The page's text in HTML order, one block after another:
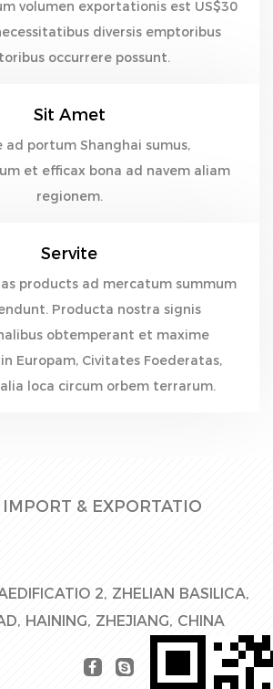
volumen exportationis est US$30
diversis emptoribus
occurrere possunt.
Sit Amet
ad portum Shanghai sumus,
et efficax bona ad navem aliam
regionem.
Servite
products ad mercatum summum
Producta nostra signis
obtemperant et maxime
Europam, Civitates Foederatas,
loca circum orbem terrarum.
& EXPORTATIO
2, ZHELIAN BASILICA,
HAINING, ZHEJIANG, CHINA